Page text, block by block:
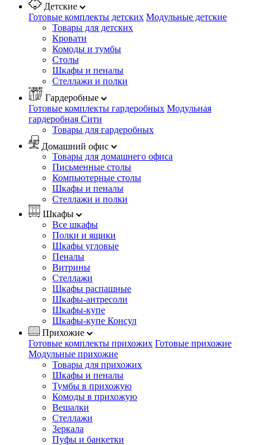
Детские
Готовые комплекты детских Модульные детские
Товары для детских
Кровати
Комоды и тумбы
Столы
Шкафы и пеналы
Стеллажи и полки
Гардеробные
Готовые комплекты гардеробных Модульная
гардеробная Сити
Товары для гардеробных
Домашний офис
Товары для домашнего офиса
Письменные столы
Компьютерные столы
Шкафы и пеналы
Стеллажи и полки
Шкафы
Все шкафы
Полки и ящики
Шкафы угловые
Пеналы
Витрины
Стеллажи
Шкафы распашные
Шкафы-антресоли
Шкафы-купе
Шкафы-купе Консул
Прихожие
Готовые комплекты прихожих Готовые прихожие
Модульные прихожие
Товары для прихожих
Шкафы и пеналы
Тумбы в прихожую
Комоды в прихожую
Вешалки
Стеллажи
Зеркала
Пуфы и банкетки